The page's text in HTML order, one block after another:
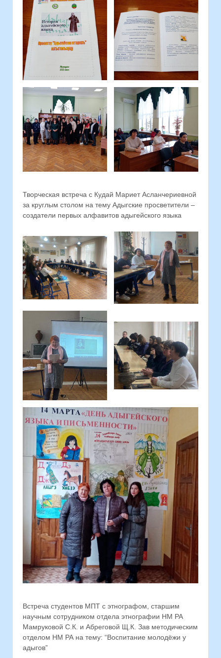
Творческая встреча с Кудай Мариет Асланчериевной
за круглым столом на тему Адыгские просветители –
создатели первых алфавитов адыгейского языка
Встреча студентов МПТ с этнографом, старшим
научным сотрудником отдела этнографии НМ РА
Мамруковой С.К. и Абреговой Щ.К. Зав методическим
отделом НМ РА на тему: “Воспитание молодёжи у
адыгов”